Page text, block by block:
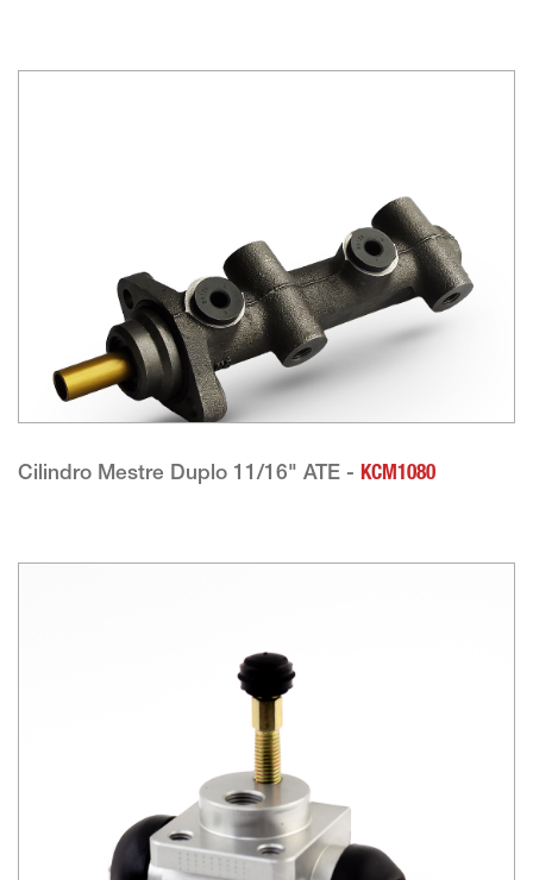
Cilindro Mestre Duplo 11/16" ATE - KCM1080